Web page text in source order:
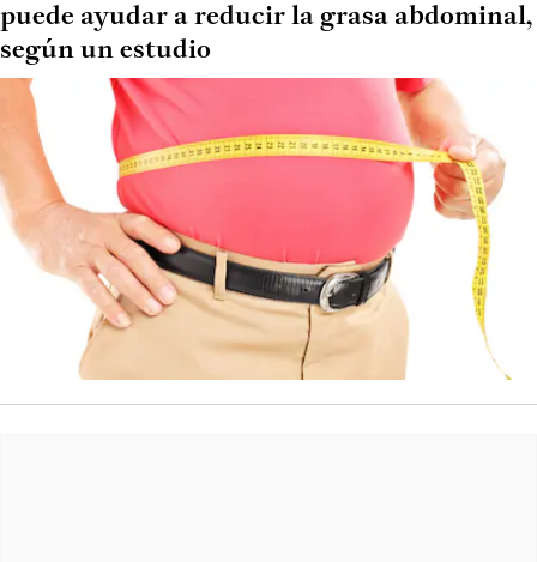
puede ayudar a reducir la grasa abdominal,
según un estudio